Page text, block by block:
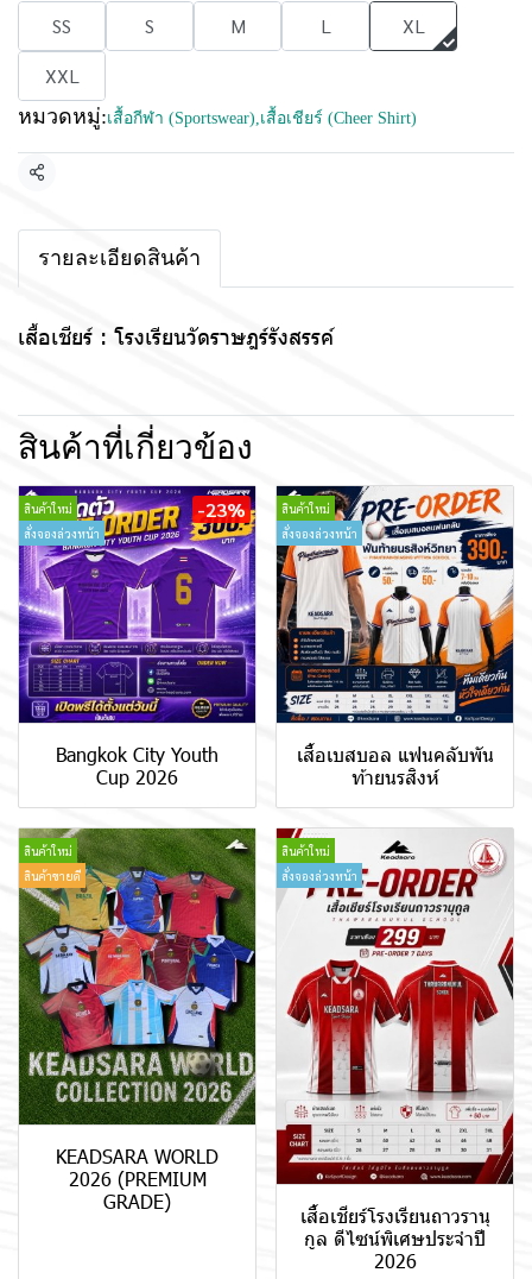
SS S M L
XL
XXL
หมวดหมู่:เสื้อกีฬา (Sportswear),เสื้อเชียร์ (Cheer Shirt)
แชร์
รายละเอียดสินค้า
เสื้อเชียร์ : โรงเรียนวัดราษฎร์รังสรรค์
สินค้าที่เกี่ยวข้อง
สินค้าใหม่
สั่งจองล่วงหน้า
-23%
Bangkok City Youth
Cup 2026
สินค้าใหม่
สั่งจองล่วงหน้า
เสื้อเบสบอล แฟนคลับพัน
ท้ายนรสิงห์
สินค้าใหม่
สินค้าขายดี
KEADSARA WORLD
2026 (PREMIUM
GRADE)
สินค้าใหม่
สั่งจองล่วงหน้า
เสื้อเชียร์โรงเรียนถาวรานุ
กูล ดีไซน์พิเศษประจำปี
2026